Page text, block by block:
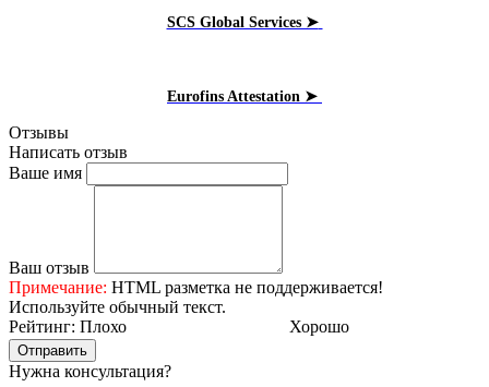
SCS Global Services ➤
Eurofins Attestation ➤
Отзывы
Написать отзыв
Ваше имя
Ваш отзыв
Примечание: HTML разметка не поддерживается!
Используйте обычный текст.
Рейтинг: Плохо Хорошо
Отправить
Нужна консультация?